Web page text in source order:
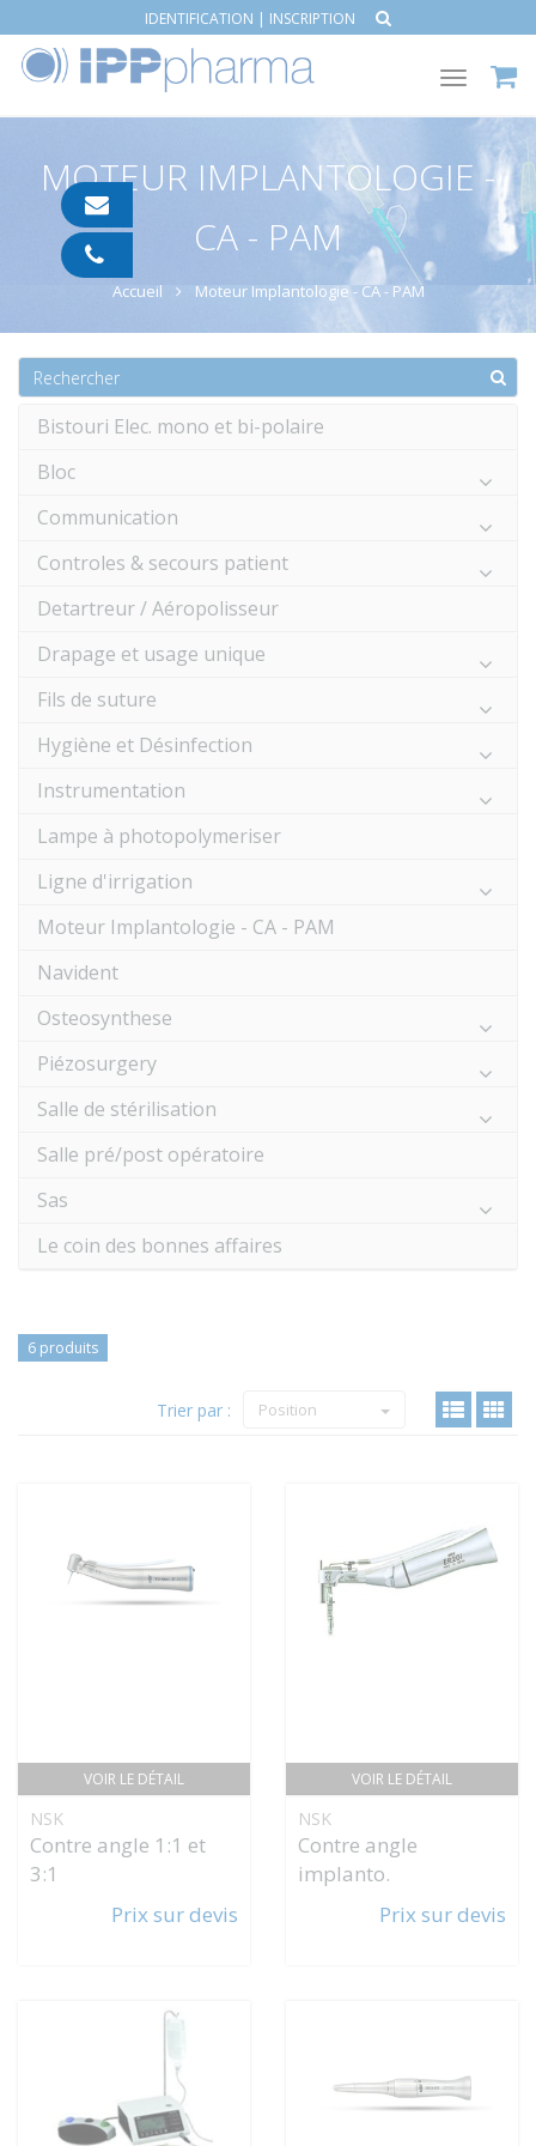
IDENTIFICATION | INSCRIPTION
Toggle
MOTEUR IMPLANTOLOGIE -
CA - PAM
Accueil Moteur Implantologie - CA - PAM
Bistouri Elec. mono et bi-polaire
Bloc
Communication
Controles & secours patient
Detartreur / Aéropolisseur
Drapage et usage unique
Fils de suture
Hygiène et Désinfection
Instrumentation
Lampe à photopolymeriser
Ligne d'irrigation
Moteur Implantologie - CA - PAM
Navident
Osteosynthese
Piézosurgery
Salle de stérilisation
Salle pré/post opératoire
Sas
Le coin des bonnes affaires
6 produits
Trier par : Position
VOIR LE DÉTAIL
NSK
Contre angle 1:1 et
3:1
Prix sur devis
VOIR LE DÉTAIL
NSK
Contre angle
implanto.
Prix sur devis
pharma.com
91
05